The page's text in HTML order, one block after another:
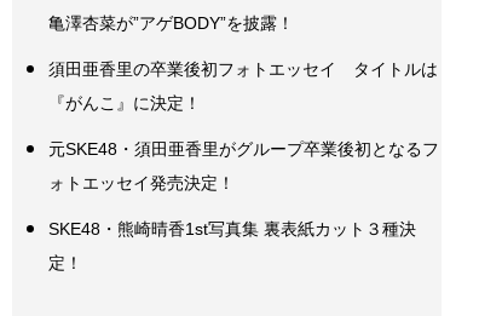
亀澤杏菜が”アゲBODY”を披露！
須田亜香里の卒業後初フォトエッセイ タイトルは
『がんこ』に決定！
元SKE48・須田亜香里がグループ卒業後初となるフ
ォトエッセイ発売決定！
SKE48・熊崎晴香1st写真集 裏表紙カット３種決
定！